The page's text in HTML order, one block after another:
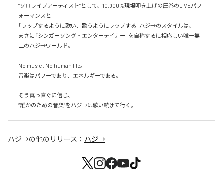
“ソロライブアーティスト”として、10,000%現場叩き上げの圧巻のLIVEパフ
ォーマンスと
「ラップするように歌い、歌うようにラップする」ハジ→のスタイルは、
まさに「シンガーソング・エンターテイナー」を自称するに相応しい唯一無
二のハジ→ワールド。
No music , No human life。
音楽はパワーであり、エネルギーである。
そう真っ直ぐに信じ、
ハジ→の他のリリース： ハジ→